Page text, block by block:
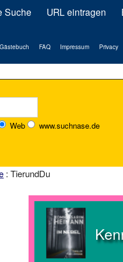
Suche URL eintragen
Gästebuch FAQ Impressum Privacy
Web www.suchnase.de
: TierundDu